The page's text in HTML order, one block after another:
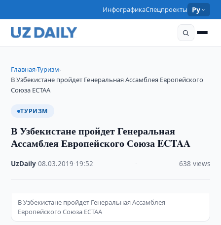
ИнфографикаСпецпроекты Ру
Главная›Туризм›
В Узбекистане пройдет Генеральная Ассамблея Европейского
Союза ECTAA
ТУРИЗМ
В Узбекистане пройдет Генеральная
Ассамблея Европейского Союза ECTAA
UzDaily ·08.03.2019 19:52 638 views
В Узбекистане пройдет Генеральная Ассамблея
Европейского Союза ECTAA